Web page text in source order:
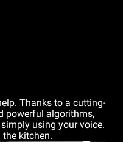
Thanks to a cutting-
powerful algorithms,
using your voice.
kitchen.